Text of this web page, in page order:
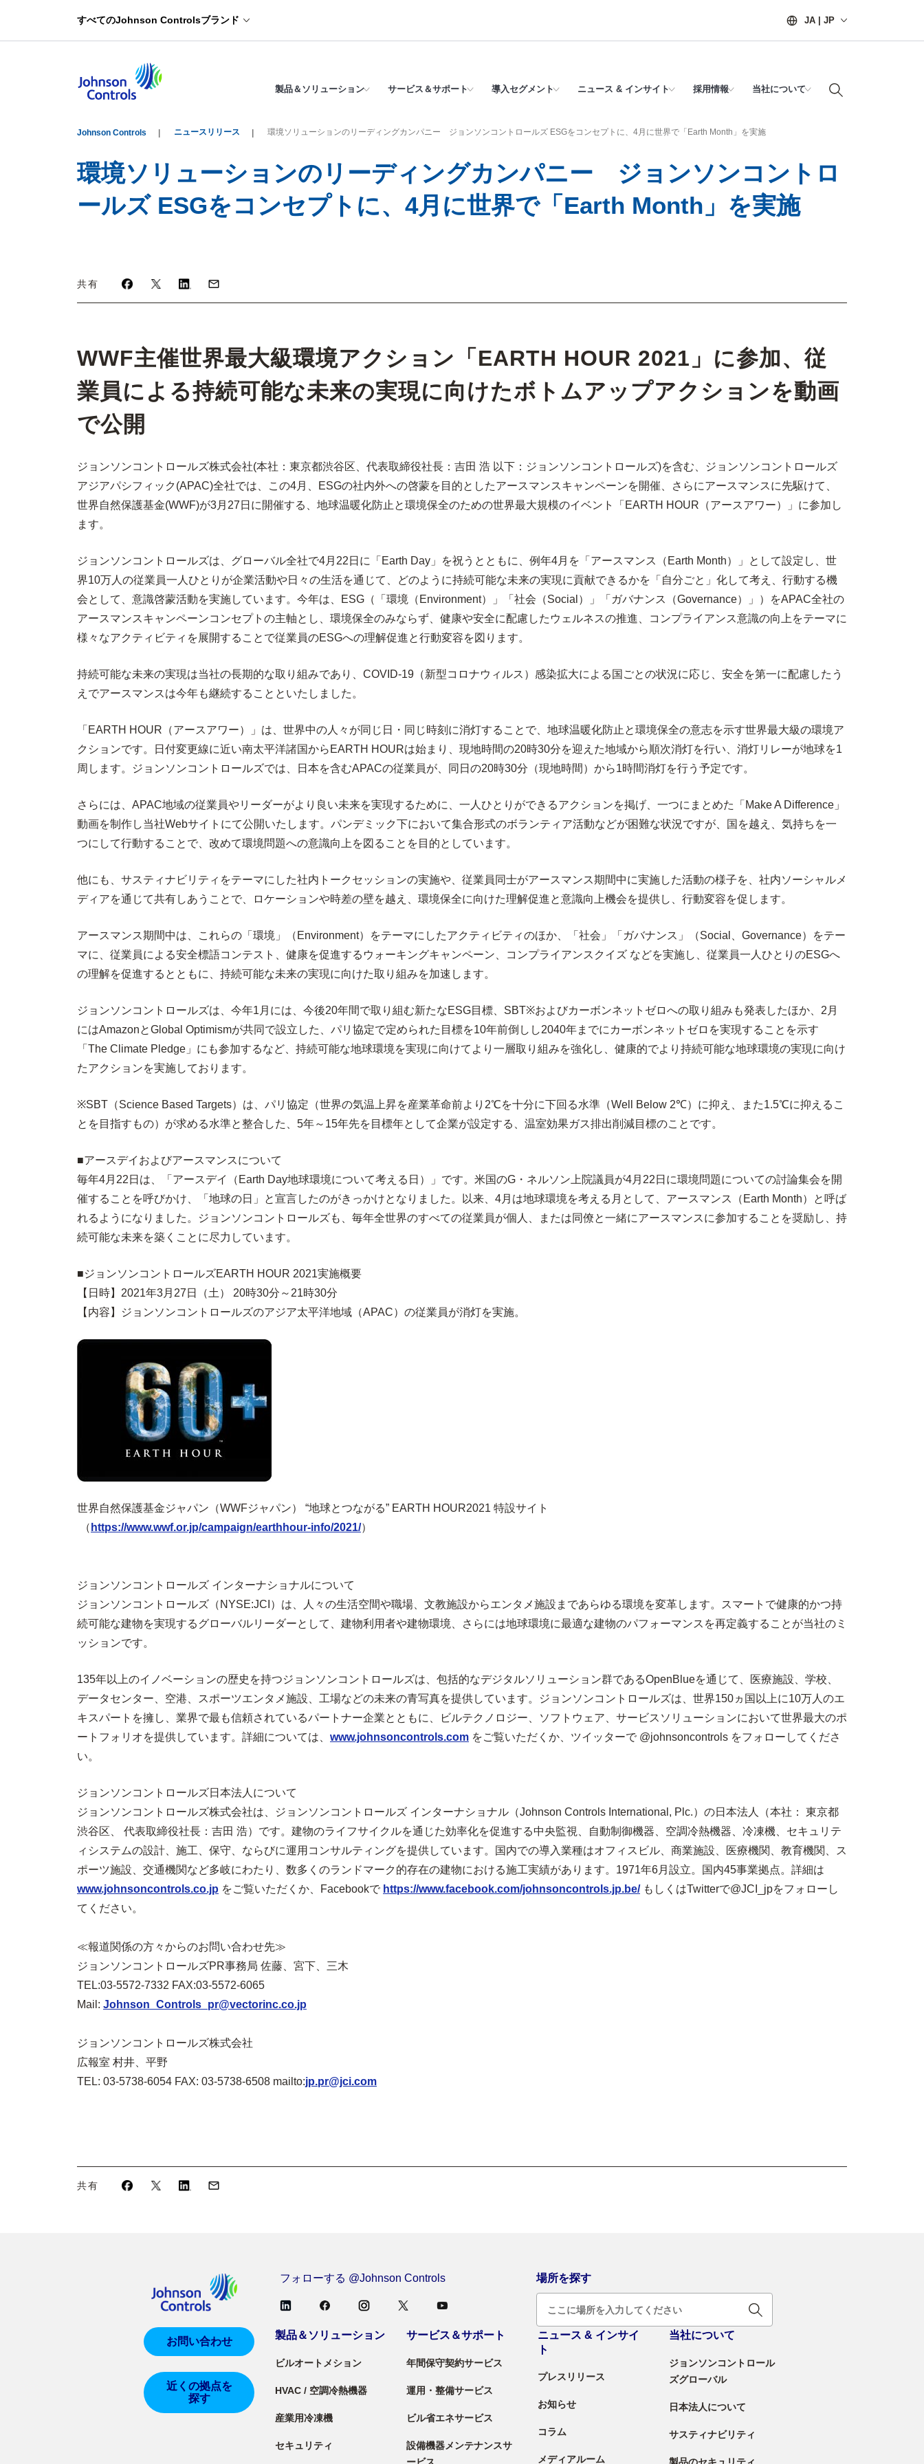
すべてのJohnson Controlsブランド JA | JP
製品＆ソリューション サービス＆サポート 導入セグメント ニュース & インサイト 採用情報 当社について
Johnson Controls ニュースリリース 環境ソリューションのリーディングカンパニー ジョンソンコントロールズ ESGをコンセプトに、4月に世界で「Earth Month」を実施
環境ソリューションのリーディングカンパニー ジョンソンコントロ
ールズ ESGをコンセプトに、4月に世界で「Earth Month」を実施
共有
WWF主催世界最大級環境アクション「EARTH HOUR 2021」に参加、従
業員による持続可能な未来の実現に向けたボトムアップアクションを動画
で公開
ジョンソンコントロールズ株式会社(本社：東京都渋谷区、代表取締役社長：吉田 浩 以下：ジョンソンコントロールズ)を含む、ジョンソンコントロールズ
アジアパシフィック(APAC)全社では、この4月、ESGの社内外への啓蒙を目的としたアースマンスキャンペーンを開催、さらにアースマンスに先駆けて、
世界自然保護基金(WWF)が3月27日に開催する、地球温暖化防止と環境保全のための世界最大規模のイベント「EARTH HOUR（アースアワー）」に参加し
ます。
ジョンソンコントロールズは、グローバル全社で4月22日に「Earth Day」を祝うとともに、例年4月を「アースマンス（Earth Month）」として設定し、世
界10万人の従業員一人ひとりが企業活動や日々の生活を通じて、どのように持続可能な未来の実現に貢献できるかを「自分ごと」化して考え、行動する機
会として、意識啓蒙活動を実施しています。今年は、ESG（「環境（Environment）」「社会（Social）」「ガバナンス（Governance）」）をAPAC全社の
アースマンスキャンペーンコンセプトの主軸とし、環境保全のみならず、健康や安全に配慮したウェルネスの推進、コンプライアンス意識の向上をテーマに
様々なアクティビティを展開することで従業員のESGへの理解促進と行動変容を図ります。
持続可能な未来の実現は当社の長期的な取り組みであり、COVID-19（新型コロナウィルス）感染拡大による国ごとの状況に応じ、安全を第一に配慮したう
えでアースマンスは今年も継続することといたしました。
「EARTH HOUR（アースアワー）」は、世界中の人々が同じ日・同じ時刻に消灯することで、地球温暖化防止と環境保全の意志を示す世界最大級の環境ア
クションです。日付変更線に近い南太平洋諸国からEARTH HOURは始まり、現地時間の20時30分を迎えた地域から順次消灯を行い、消灯リレーが地球を1
周します。ジョンソンコントロールズでは、日本を含むAPACの従業員が、同日の20時30分（現地時間）から1時間消灯を行う予定です。
さらには、APAC地域の従業員やリーダーがより良い未来を実現するために、一人ひとりができるアクションを掲げ、一つにまとめた「Make A Difference」
動画を制作し当社Webサイトにて公開いたします。パンデミック下において集合形式のボランティア活動などが困難な状況ですが、国を越え、気持ちを一
つにして行動することで、改めて環境問題への意識向上を図ることを目的としています。
他にも、サスティナビリティをテーマにした社内トークセッションの実施や、従業員同士がアースマンス期間中に実施した活動の様子を、社内ソーシャルメ
ディアを通じて共有しあうことで、ロケーションや時差の壁を越え、環境保全に向けた理解促進と意識向上機会を提供し、行動変容を促します。
アースマンス期間中は、これらの「環境」（Environment）をテーマにしたアクティビティのほか、「社会」「ガバナンス」（Social、Governance）をテー
マに、従業員による安全標語コンテスト、健康を促進するウォーキングキャンペーン、コンプライアンスクイズ などを実施し、従業員一人ひとりのESGへ
の理解を促進するとともに、持続可能な未来の実現に向けた取り組みを加速します。
ジョンソンコントロールズは、今年1月には、今後20年間で取り組む新たなESG目標、SBT※およびカーボンネットゼロへの取り組みも発表したほか、2月
にはAmazonとGlobal Optimismが共同で設立した、パリ協定で定められた目標を10年前倒しし2040年までにカーボンネットゼロを実現することを示す
「The Climate Pledge」にも参加するなど、持続可能な地球環境を実現に向けてより一層取り組みを強化し、健康的でより持続可能な地球環境の実現に向け
たアクションを実施しております。
※SBT（Science Based Targets）は、パリ協定（世界の気温上昇を産業革命前より2℃を十分に下回る水準（Well Below 2℃）に抑え、また1.5℃に抑えるこ
とを目指すもの）が求める水準と整合した、5年～15年先を目標年として企業が設定する、温室効果ガス排出削減目標のことです。
■アースデイおよびアースマンスについて
毎年4月22日は、「アースデイ（Earth Day地球環境について考える日）」です。米国のG・ネルソン上院議員が4月22日に環境問題についての討論集会を開
催することを呼びかけ、「地球の日」と宣言したのがきっかけとなりました。以来、4月は地球環境を考える月として、アースマンス（Earth Month）と呼ば
れるようになりました。ジョンソンコントロールズも、毎年全世界のすべての従業員が個人、または同僚と一緒にアースマンスに参加することを奨励し、持
続可能な未来を築くことに尽力しています。
■ジョンソンコントロールズEARTH HOUR 2021実施概要
【日時】2021年3月27日（土） 20時30分～21時30分
【内容】ジョンソンコントロールズのアジア太平洋地域（APAC）の従業員が消灯を実施。
世界自然保護基金ジャパン（WWFジャパン） “地球とつながる” EARTH HOUR2021 特設サイト
（ https://www.wwf.or.jp/campaign/earthhour-info/2021/）
ジョンソンコントロールズ インターナショナルについて
ジョンソンコントロールズ（NYSE:JCI）は、人々の生活空間や職場、文教施設からエンタメ施設まであらゆる環境を変革します。スマートで健康的かつ持
続可能な建物を実現するグローバルリーダーとして、建物利用者や建物環境、さらには地球環境に最適な建物のパフォーマンスを再定義することが当社のミ
ッションです。
135年以上のイノベーションの歴史を持つジョンソンコントロールズは、包括的なデジタルソリューション群であるOpenBlueを通じて、医療施設、学校、
データセンター、空港、スポーツエンタメ施設、工場などの未来の青写真を提供しています。ジョンソンコントロールズは、世界150ヵ国以上に10万人のエ
キスパートを擁し、業界で最も信頼されているパートナー企業とともに、ビルテクノロジー、ソフトウェア、サービスソリューションにおいて世界最大のポ
ートフォリオを提供しています。詳細については、 www.johnsoncontrols.com をご覧いただくか、ツイッターで @johnsoncontrols をフォローしてくださ
い。
ジョンソンコントロールズ日本法人について
ジョンソンコントロールズ株式会社は、ジョンソンコントロールズ インターナショナル（Johnson Controls International, Plc.）の日本法人（本社： 東京都
渋谷区、 代表取締役社長：吉田 浩）です。建物のライフサイクルを通じた効率化を促進する中央監視、自動制御機器、空調冷熱機器、冷凍機、セキュリテ
ィシステムの設計、施工、保守、ならびに運用コンサルティングを提供しています。国内での導入業種はオフィスビル、商業施設、医療機関、教育機関、ス
ポーツ施設、交通機関など多岐にわたり、数多くのランドマーク的存在の建物における施工実績があります。1971年6月設立。国内45事業拠点。詳細は
www.johnsoncontrols.co.jp をご覧いただくか、Facebookで https://www.facebook.com/johnsoncontrols.jp.be/もしくはTwitterで@JCI_jpをフォローし
てください。
≪報道関係の方々からのお問い合わせ先≫
ジョンソンコントロールズPR事務局 佐藤、宮下、三木
TEL:03-5572-7332 FAX:03-5572-6065
Mail: Johnson_Controls_pr@vectorinc.co.jp
ジョンソンコントロールズ株式会社
広報室 村井、平野
TEL: 03-5738-6054 FAX: 03-5738-6508 mailto:jp.pr@jci.com
共有
フォローする @Johnson Controls 場所を探す
お問い合わせ
近くの拠点を
探す
製品＆ソリューション
ビルオートメション
HVAC / 空調冷熱機器
産業用冷凍機
セキュリティ
サービス＆サポート
年間保守契約サービス
運用・整備サービス
ビル省エネサービス
設備機器メンテナンスサ
ニュース & インサイ
ト
プレスリリース
お知らせ
コラム
メディアルーム
当社について
ジョンソンコントロール
ズグローバル
日本法人について
サスティナビリティ